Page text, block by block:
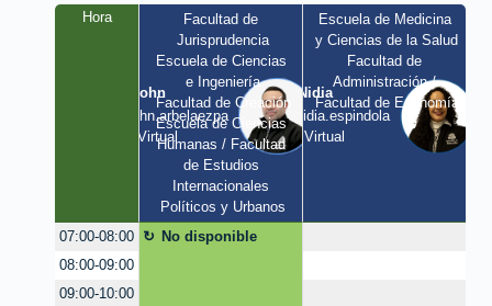
Hora
John
john.arbelaezpa
/ Virtual
Facultad de
Jurisprudencia
Escuela de Ciencias
e Ingeniería
Facultad de Creación
Escuela de Ciencias
Humanas / Facultad
de Estudios
Internacionales
Políticos y Urbanos
Nidia
nidia.espindola
/ Virtual
Escuela de Medicina
y Ciencias de la Salud
Facultad de
Administración /
Facultad de Economía
07:00-08:00
No disponible
08:00-09:00
09:00-10:00